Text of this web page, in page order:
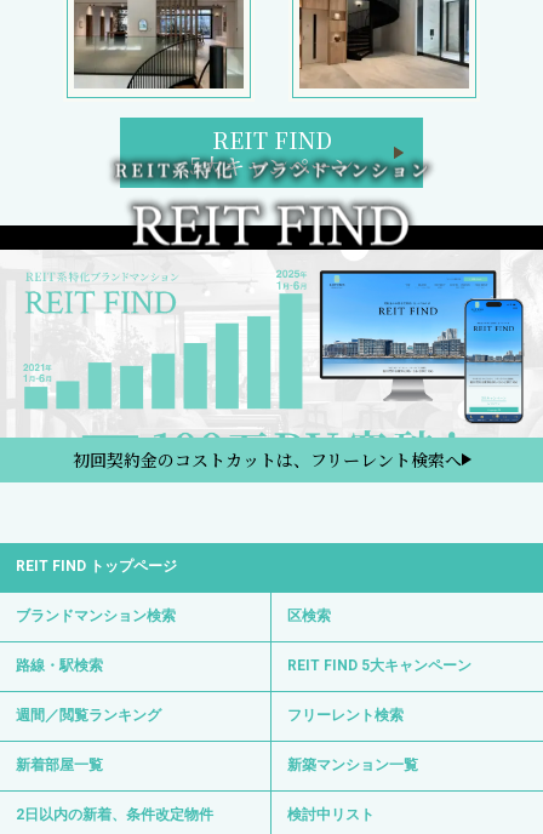
REIT FIND
5大キャンペーン
初回契約金のコストカットは、フリーレント検索へ
REIT FIND トップページ
ブランドマンション検索 区検索
路線・駅検索 REIT FIND 5大キャンペーン
週間／閲覧ランキング フリーレント検索
新着部屋一覧 新築マンション一覧
2日以内の新着、条件改定物件 検討中リスト